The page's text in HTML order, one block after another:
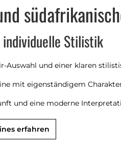
Stilistik
und einer klaren
mit eigenständigem
und eine moderne
erfahren